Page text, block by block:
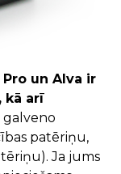
un Alva ir
kā arī
galveno
patēriņu,
Ja jums